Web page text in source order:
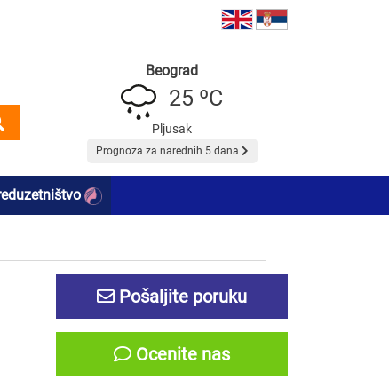
Beograd
25 ºC
Pljusak
Prognoza za narednih 5 dana
Pošaljite poruku
Ocenite nas